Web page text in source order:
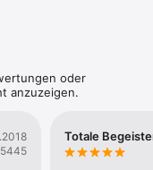
iOS Spiel des Jahres
wenn Apple
oder
anzuzeigen.
Totale